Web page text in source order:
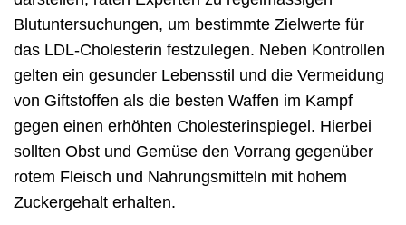
Blutuntersuchungen, um bestimmte Zielwerte für
das LDL-Cholesterin festzulegen. Neben Kontrollen
gelten ein gesunder Lebensstil und die Vermeidung
von Giftstoffen als die besten Waffen im Kampf
gegen einen erhöhten Cholesterinspiegel. Hierbei
sollten Obst und Gemüse den Vorrang gegenüber
rotem Fleisch und Nahrungsmitteln mit hohem
Zuckergehalt erhalten.